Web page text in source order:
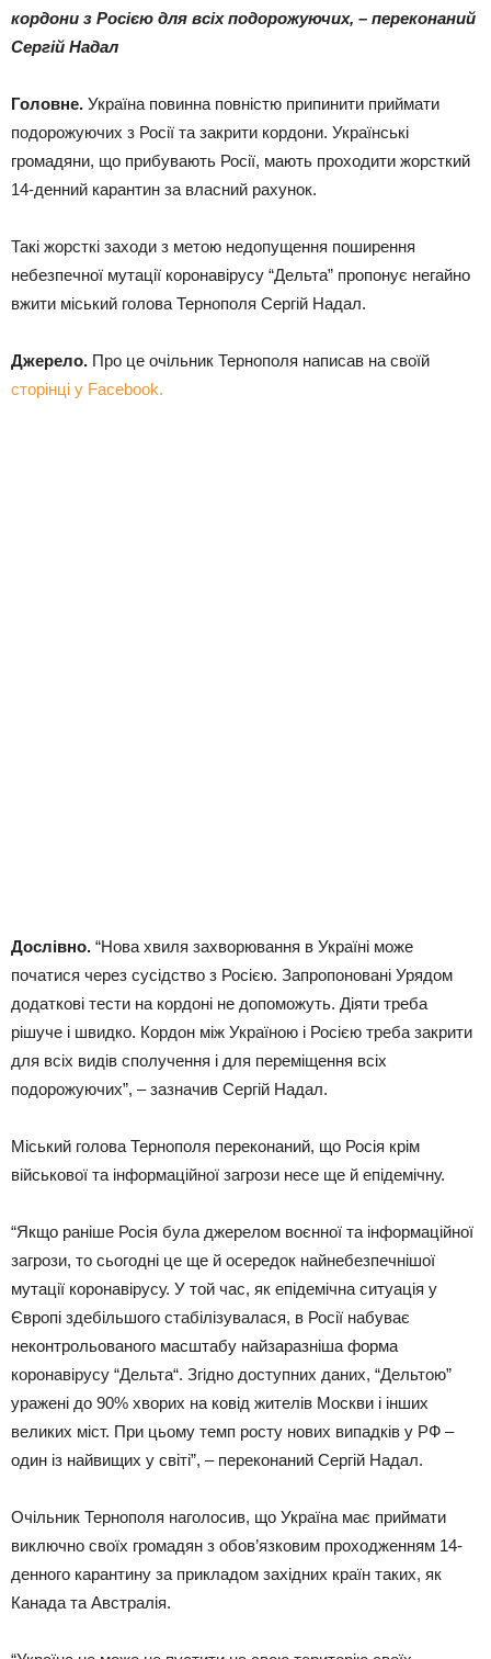
кордони з Росією для всіх подорожуючих, – переконаний
Сергій Надал
Головне. Україна повинна повністю припинити приймати
подорожуючих з Росії та закрити кордони. Українські
громадяни, що прибувають Росії, мають проходити жорсткий
14-денний карантин за власний рахунок.
Такі жорсткі заходи з метою недопущення поширення
небезпечної мутації коронавірусу “Дельта” пропонує негайно
вжити міський голова Тернополя Сергій Надал.
Джерело. Про це очільник Тернополя написав на своїй
сторінці у Facebook.
Дослівно. “Нова хвиля захворювання в Україні може
початися через сусідство з Росією. Запропоновані Урядом
додаткові тести на кордоні не допоможуть. Діяти треба
рішуче і швидко. Кордон між Україною і Росією треба закрити
для всіх видів сполучення і для переміщення всіх
подорожуючих”, – зазначив Сергій Надал.
Міський голова Тернополя переконаний, що Росія крім
військової та інформаційної загрози несе ще й епідемічну.
“Якщо раніше Росія була джерелом воєнної та інформаційної
загрози, то сьогодні це ще й осередок найнебезпечнішої
мутації коронавірусу. У той час, як епідемічна ситуація у
Європі здебільшого стабілізувалася, в Росії набуває
неконтрольованого масштабу найзаразніша форма
коронавірусу “Дельта“. Згідно доступних даних, “Дельтою”
уражені до 90% хворих на ковід жителів Москви і інших
великих міст. При цьому темп росту нових випадків у РФ –
один із найвищих у світі”, – переконаний Сергій Надал.
Очільник Тернополя наголосив, що Україна має приймати
виключно своїх громадян з обов’язковим проходженням 14-
денного карантину за прикладом західних країн таких, як
Канада та Австралія.